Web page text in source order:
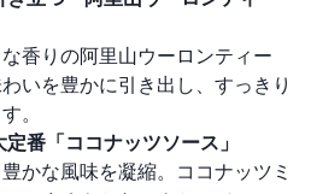
香りの阿里山ウーロンティー
いを豊かに引き出し、すっきり
。
番「ココナッツソース」
かな風味を凝縮。ココナッツミ